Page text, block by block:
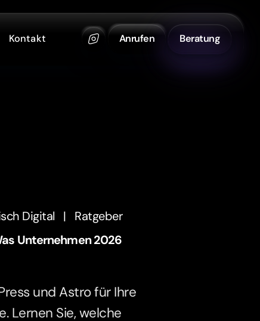
Kontakt Anrufen Beratung
Digital |
Ratgeber
Unternehmen 2026
und Astro für Ihre
Lernen Sie, welche